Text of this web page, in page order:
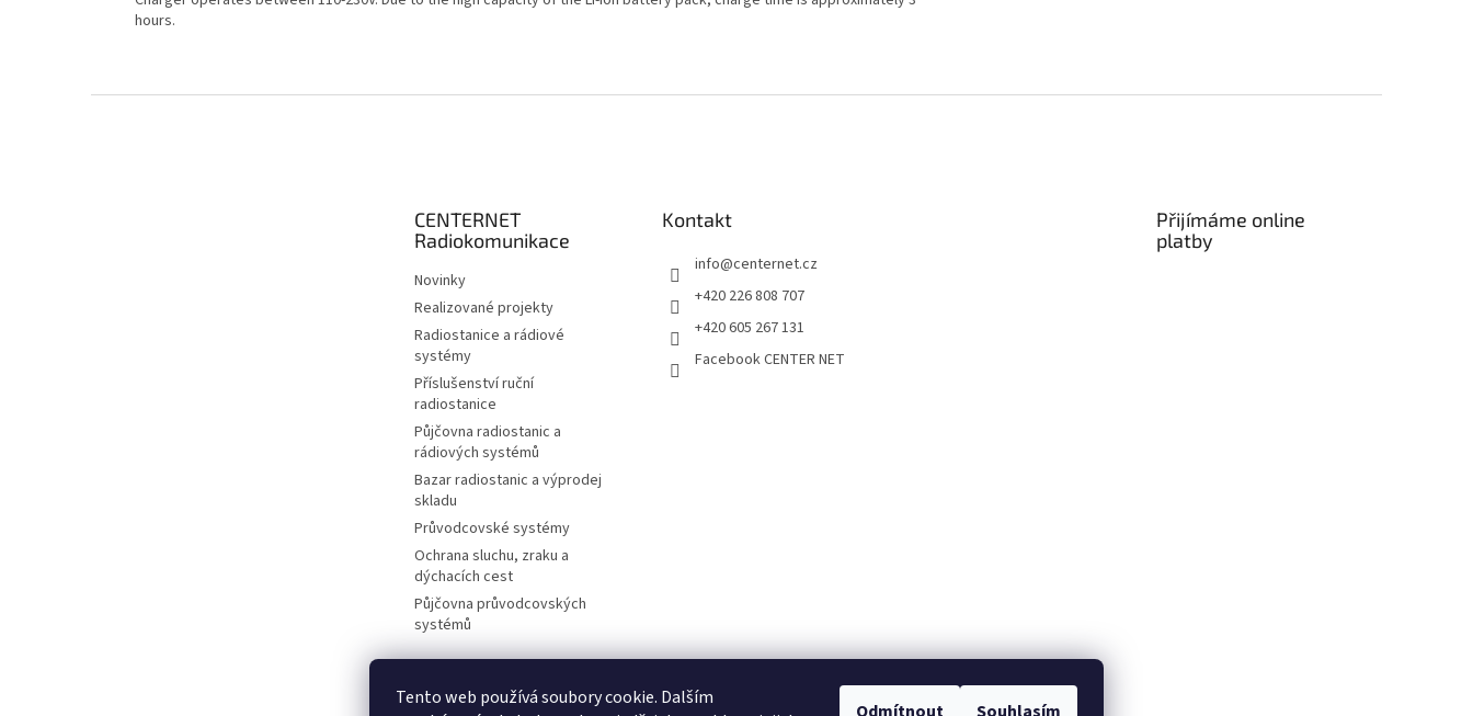
Tento web používá soubory cookie. Dalším
hours.
CENTERNET
Radiokomunikace
Novinky
Realizované projekty
Radiostanice a rádiové
systémy
Příslušenství ruční
radiostanice
Půjčovna radiostanic a
rádiových systémů
Bazar radiostanic a výprodej
skladu
Průvodcovské systémy
Ochrana sluchu, zraku a
dýchacích cest
Půjčovna průvodcovských
systémů
Kontakt
info@centernet.cz
+420 226 808 707
+420 605 267 131
Facebook CENTER NET
Přijímáme online
platby
Motorolasolutions.com Meder.de Imtradex.de Citytourguide.at Peltor.com